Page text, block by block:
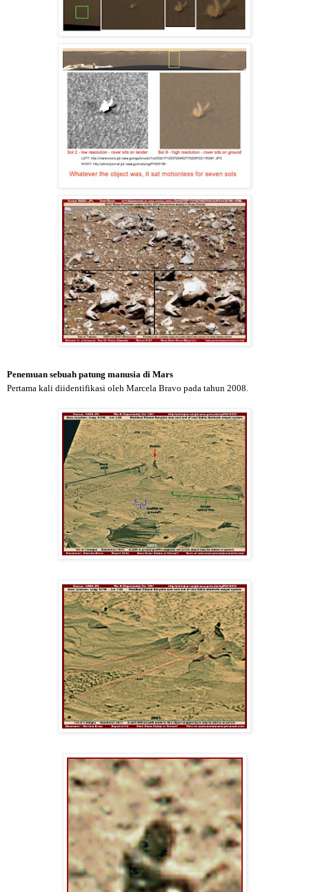
Penemuan sebuah patung manusia di Mars
Pertama kali diidentifikasi oleh Marcela Bravo pada tahun 2008.